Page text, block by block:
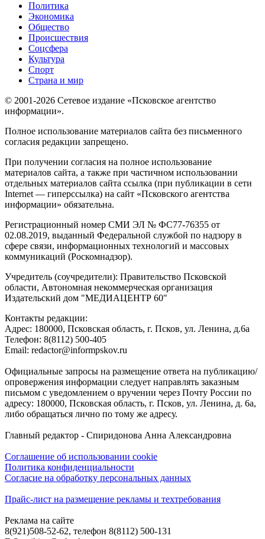
Политика
Экономика
Общество
Происшествия
Соцсфера
Культура
Спорт
Страна и мир
© 2001-2026 Сетевое издание «Псковское агентство
информации».
Полное использование материалов сайта без письменного
согласия редакции запрещено.
При получении согласия на полное использование
материалов сайта, а также при частичном использовании
отдельных материалов сайта ссылка (при публикации в сети
Internet — гиперссылка) на сайт «Псковского агентства
информации» обязательна.
Регистрационный номер СМИ ЭЛ № ФС77-76355 от
02.08.2019, выданный Федеральной службой по надзору в
сфере связи, информационных технологий и массовых
коммуникаций (Роскомнадзор).
Учредитель (соучредители): Правительство Псковской
области, Автономная некоммерческая организация
Издательский дом "МЕДИАЦЕНТР 60"
Контакты редакции:
Адреc: 180000, Псковская область, г. Псков, ул. Ленина, д.6а
Телефон: 8(8112) 500-405
Email: redactor@informpskov.ru
Официальные запросы на размещение ответа на публикацию/
опровержения информации следует направлять заказным
письмом с уведомлением о вручении через Почту России по
адресу: 180000, Псковская область, г. Псков, ул. Ленина, д. 6а,
либо обращаться лично по тому же адресу.
Главный редактор - Спиридонова Анна Александровна
Соглашение об использовании cookie
Политика конфиденциальности
Согласие на обработку персональных данных
Прайс-лист на размещение рекламы и техтребования
Реклама на сайте
8(921)508-52-62, телефон 8(8112) 500-131